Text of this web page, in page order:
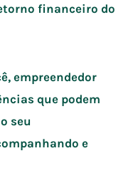
financeiro do
empreendedor
que podem
seu
e